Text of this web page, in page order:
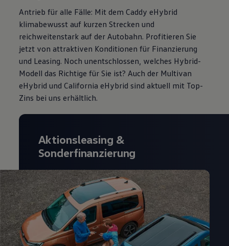
Antrieb für alle Fälle: Mit dem Caddy eHybrid
klimabewusst auf kurzen Strecken und
reichweitenstark auf der Autobahn. Profitieren Sie
jetzt von attraktiven Konditionen für Finanzierung
und Leasing. Noch unentschlossen, welches Hybrid-
Modell das Richtige für Sie ist? Auch der Multivan
eHybrid und California eHybrid sind aktuell mit Top-
Zins bei uns erhältlich.
Aktionsleasing &
Sonderfinanzierung